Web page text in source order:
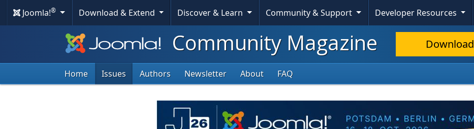
Joomla!® Download & Extend Discover & Learn Community & Support Developer Resources
Community Magazine Download
Home Issues Authors Newsletter About FAQ